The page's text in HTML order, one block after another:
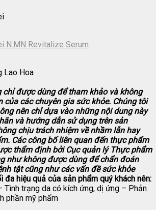
N.MN Revitalize Serum
Lao Hoa
chỉ được dùng để tham khảo và không
của các chuyên gia sức khỏe. Chúng tôi
nên chỉ dựa vào những nội dung này
và hướng dẫn sử dụng trên sản
chịu trách nhiệm về nhầm lẫn hay
Các công bố liên quan đến thực phẩm
thẩm định bởi Cục quản lý Thực phẩm
như không được dùng để chẩn đoán
tật cũng như các vấn đề sức khỏe
đa hiệu quả của sản phẩm quý khách nên:
Tình trạng da có kích ứng, dị ứng – Phản
phần mỹ phẩm